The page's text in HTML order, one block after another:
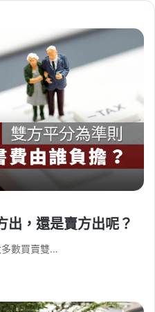
出，還是賣方出呢？
數買賣雙…